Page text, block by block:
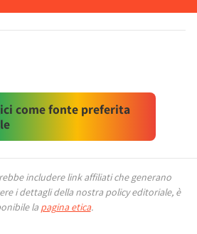
come fonte preferita
includere link affiliati che generano
i dettagli della nostra policy editoriale, è
la pagina etica.